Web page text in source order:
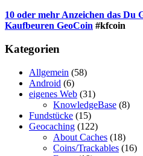
10 oder mehr Anzeichen das Du
Kaufbeuren GeoCoin #kfcoin
Kategorien
Allgemein (58)
Android (6)
eigenes Web (31)
KnowledgeBase (8)
Fundstücke (15)
Geocaching (122)
About Caches (18)
Coins/Trackables (16)